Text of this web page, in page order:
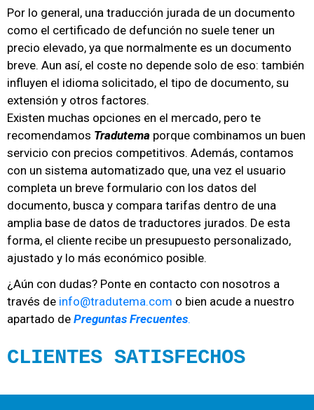
Por lo general, una traducción jurada de un documento
como el certificado de defunción no suele tener un
precio elevado, ya que normalmente es un documento
breve. Aun así, el coste no depende solo de eso: también
influyen el idioma solicitado, el tipo de documento, su
extensión y otros factores.
Existen muchas opciones en el mercado, pero te
recomendamos Tradutema porque combinamos un buen
servicio con precios competitivos. Además, contamos
con un sistema automatizado que, una vez el usuario
completa un breve formulario con los datos del
documento, busca y compara tarifas dentro de una
amplia base de datos de traductores jurados. De esta
forma, el cliente recibe un presupuesto personalizado,
ajustado y lo más económico posible.
¿Aún con dudas? Ponte en contacto con nosotros a
través de info@tradutema.com o bien acude a nuestro
apartado de Preguntas Frecuentes.
CLIENTES SATISFECHOS